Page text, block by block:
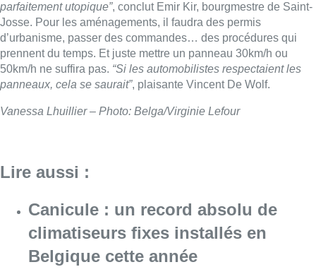
parfaitement utopique”, conclut Emir Kir, bourgmestre de Saint-
Josse. Pour les aménagements, il faudra des permis
d’urbanisme, passer des commandes… des procédures qui
prennent du temps. Et juste mettre un panneau 30km/h ou
50km/h ne suffira pas. “Si les automobilistes respectaient les
panneaux, cela se saurait”, plaisante Vincent De Wolf.
Vanessa Lhuillier – Photo: Belga/Virginie Lefour
Lire aussi :
Canicule : un record absolu de
climatiseurs fixes installés en
Belgique cette année